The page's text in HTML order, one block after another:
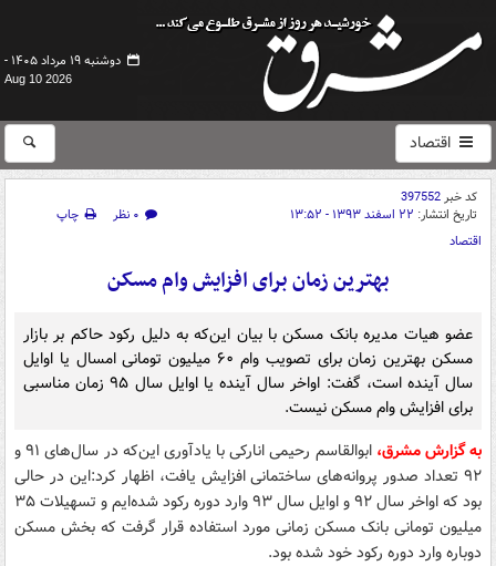
دوشنبه ۱۹ مرداد ۱۴۰۵ -
Aug 10 2026
اقتصاد
کد خبر397552
تاریخ انتشار: ۲۲ اسفند ۱۳۹۳ - ۱۳:۵۲ ۰ نظر
چاپ
اقتصاد
بهترین زمان برای افزایش وام مسکن
عضو هیات مدیره بانک مسکن با بیان این‌که به دلیل رکود حاکم بر بازار
مسکن بهترین زمان برای تصویب وام ۶۰ میلیون تومانی امسال یا اوایل
سال آینده است، گفت: اواخر سال آینده یا اوایل سال ۹۵ زمان مناسبی
برای افزایش وام مسکن نیست.
به گزارش مشرق،
ابوالقاسم رحیمی انارکی با یادآوری این‌که در سال‌های ۹۱ و
۹۲ تعداد صدور پروانه‌های ساختمانی افزایش یافت، اظهار کرد:‌این در حالی
بود که اواخر سال ۹۲ و اوایل سال ۹۳ وارد دوره رکود شده‌ایم و تسهیلات ۳۵
میلیون تومانی بانک مسکن زمانی مورد استفاده قرار گرفت که بخش مسکن
دوباره وارد دوره رکود خود شده بود.